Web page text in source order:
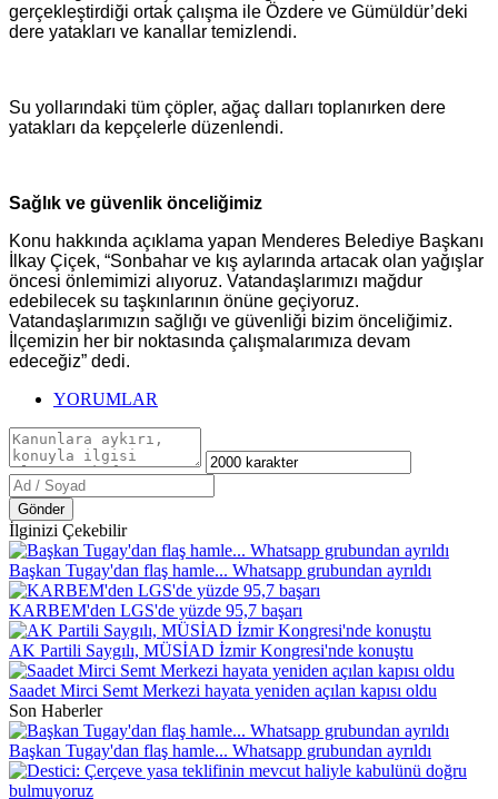
gerçekleştirdiği ortak çalışma ile Özdere ve Gümüldür’deki
dere yatakları ve kanallar temizlendi.
Su yollarındaki tüm çöpler, ağaç dalları toplanırken dere
yatakları da kepçelerle düzenlendi.
Sağlık ve güvenlik önceliğimiz
Konu hakkında açıklama yapan Menderes Belediye Başkanı
İlkay Çiçek, “Sonbahar ve kış aylarında artacak olan yağışlar
öncesi önlemimizi alıyoruz. Vatandaşlarımızı mağdur
edebilecek su taşkınlarının önüne geçiyoruz.
Vatandaşlarımızın sağlığı ve güvenliği bizim önceliğimiz.
İlçemizin her bir noktasında çalışmalarımıza devam
edeceğiz” dedi.
YORUMLAR
Gönder
İlginizi Çekebilir
Başkan Tugay'dan flaş hamle... Whatsapp grubundan ayrıldı
KARBEM'den LGS'de yüzde 95,7 başarı
AK Partili Saygılı, MÜSİAD İzmir Kongresi'nde konuştu
Saadet Mirci Semt Merkezi hayata yeniden açılan kapısı oldu
Son Haberler
Başkan Tugay'dan flaş hamle... Whatsapp grubundan ayrıldı